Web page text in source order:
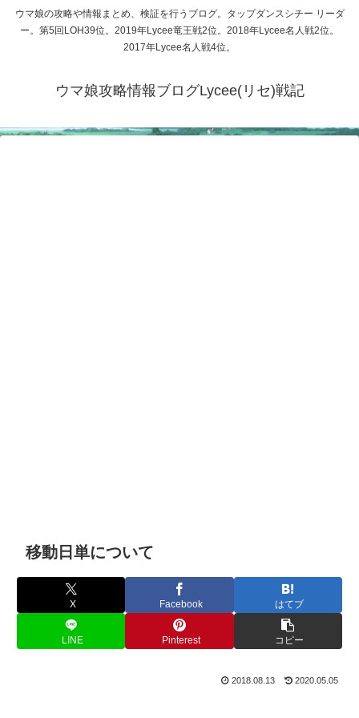
ウマ娘の攻略や情報まとめ、検証を行うブログ。タップダンスシチー リーダ
ー。第5回LOH39位。2019年Lycee竜王戦2位。2018年Lycee名人戦2位。
2017年Lycee名人戦4位。
ウマ娘攻略情報ブログLycee(リセ)戦記
移動日単について
X Facebook はてブ
LINE Pinterest コピー
2018.08.13 2020.05.05